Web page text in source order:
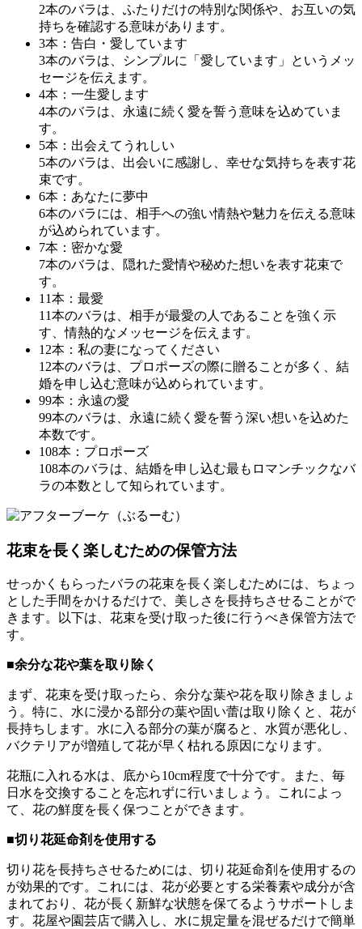
2本のバラは、ふたりだけの特別な関係や、お互いの気
持ちを確認する意味があります。
3本：告白・愛しています
3本のバラは、シンプルに「愛しています」というメッ
セージを伝えます。
4本：一生愛します
4本のバラは、永遠に続く愛を誓う意味を込めていま
す。
5本：出会えてうれしい
5本のバラは、出会いに感謝し、幸せな気持ちを表す花
束です。
6本：あなたに夢中
6本のバラには、相手への強い情熱や魅力を伝える意味
が込められています。
7本：密かな愛
7本のバラは、隠れた愛情や秘めた想いを表す花束で
す。
11本：最愛
11本のバラは、相手が最愛の人であることを強く示
す、情熱的なメッセージを伝えます。
12本：私の妻になってください
12本のバラは、プロポーズの際に贈ることが多く、結
婚を申し込む意味が込められています。
99本：永遠の愛
99本のバラは、永遠に続く愛を誓う深い想いを込めた
本数です。
108本：プロポーズ
108本のバラは、結婚を申し込む最もロマンチックなバ
ラの本数として知られています。
花束を長く楽しむための保管方法
せっかくもらったバラの花束を長く楽しむためには、ちょっ
とした手間をかけるだけで、美しさを長持ちさせることがで
きます。以下は、花束を受け取った後に行うべき保管方法で
す。
■余分な花や葉を取り除く
まず、花束を受け取ったら、余分な葉や花を取り除きましょ
う。特に、水に浸かる部分の葉や固い蕾は取り除くと、花が
長持ちします。水に入る部分の葉が腐ると、水質が悪化し、
バクテリアが増殖して花が早く枯れる原因になります。
花瓶に入れる水は、底から10cm程度で十分です。また、毎
日水を交換することを忘れずに行いましょう。これによっ
て、花の鮮度を長く保つことができます。
■切り花延命剤を使用する
切り花を長持ちさせるためには、切り花延命剤を使用するの
が効果的です。これには、花が必要とする栄養素や成分が含
まれており、花が長く新鮮な状態を保てるようサポートしま
す。花屋や園芸店で購入し、水に規定量を混ぜるだけで簡単